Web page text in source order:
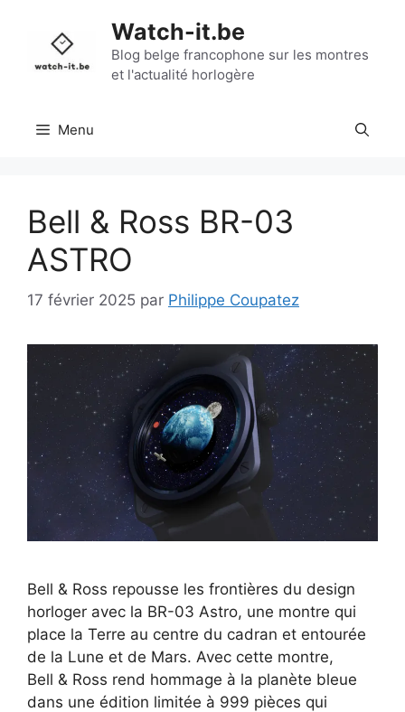
contenu
Watch-it.be
Blog belge francophone sur les montres
et l'actualité horlogère
Menu
Bell & Ross BR-03
ASTRO
17 février 2025 par Philippe Coupatez
Bell & Ross repousse les frontières du design
horloger avec la BR-03 Astro, une montre qui
place la Terre au centre du cadran et entourée
de la Lune et de Mars. Avec cette montre,
Bell & Ross rend hommage à la planète bleue
dans une édition limitée à 999 pièces qui